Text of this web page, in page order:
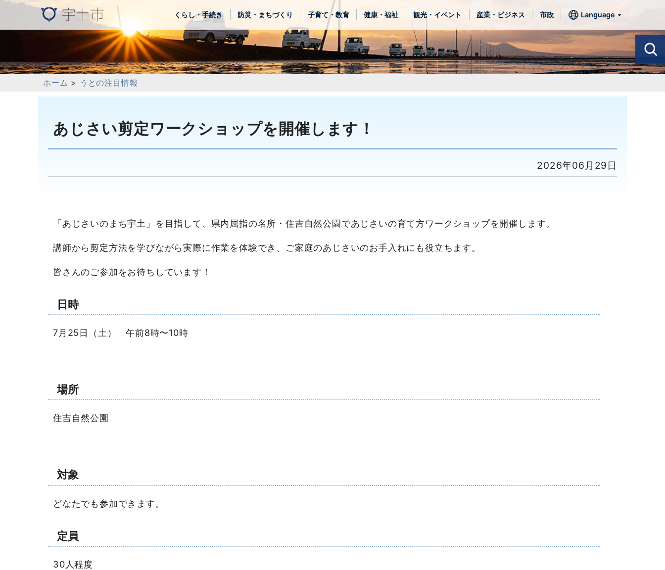
くらし・手続き 防災・まちづくり 子育て・教育 健康・福祉 観光・イベント 産業・ビジネス 市政 Language
ホーム > うとの注目情報
あじさい剪定ワークショップを開催します！
2026年06月29日
「あじさいのまち宇土」を目指して、県内屈指の名所・住吉自然公園であじさいの育て方ワークショップを開催します。
講師から剪定方法を学びながら実際に作業を体験でき、ご家庭のあじさいのお手入れにも役立ちます。
皆さんのご参加をお待ちしています！
日時
7月25日（土） 午前8時〜10時
場所
住吉自然公園
対象
どなたでも参加できます。
定員
30人程度